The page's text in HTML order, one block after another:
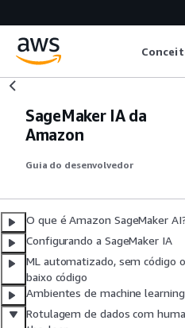
SageMaker IA da
Amazon
Guia do desenvolvedor
O que é Amazon SageMaker
Configurando a SageMaker IA
ML automatizado, sem código
baixo código
Ambientes de machine learning
Rotulagem de dados com